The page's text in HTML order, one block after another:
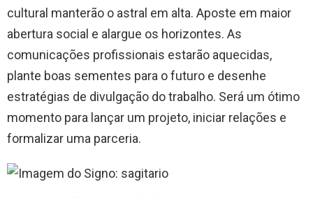
cultural manterão o astral em alta. Aposte em maior
abertura social e alargue os horizontes. As
comunicações profissionais estarão aquecidas,
plante boas sementes para o futuro e desenhe
estratégias de divulgação do trabalho. Será um ótimo
momento para lançar um projeto, iniciar relações e
formalizar uma parceria.